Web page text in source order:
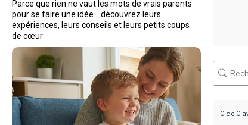
Parce que rien ne vaut les mots de vrais parents
pour se faire une idée… découvrez leurs
expériences, leurs conseils et leurs petits coups
de cœur
0 de 0